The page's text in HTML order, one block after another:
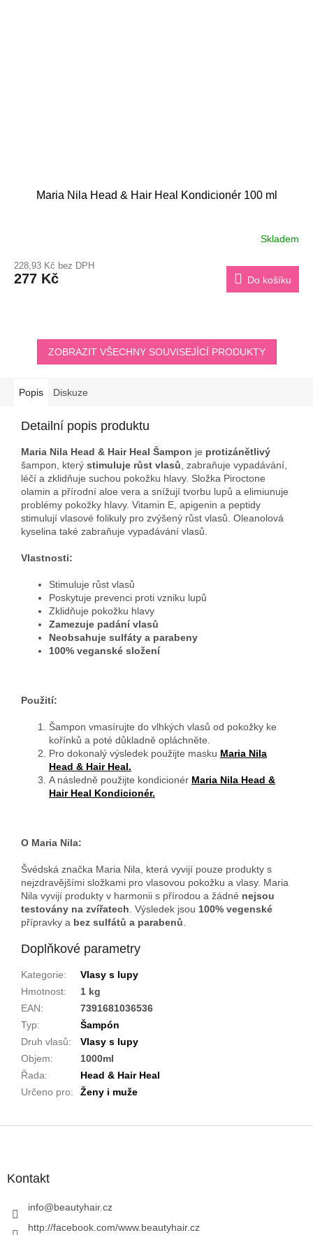
Maria Nila Head & Hair Heal Kondicionér 100 ml
Skladem
228,93 Kč bez DPH
277 Kč Do košíku
ZOBRAZIT VŠECHNY SOUVISEJÍCÍ PRODUKTY
Popis Diskuze
Detailní popis produktu
Maria Nila Head & Hair Heal Šampon je protizánětlivý
šampon, který stimuluje růst vlasů , zabraňuje vypadávání,
léčí a zklidňuje suchou pokožku hlavy. Složka Piroctone
olamin a přírodní aloe vera a snížují tvorbu lupů a elimiunuje
problémy pokožky hlavy. Vitamin E, apigenin a peptidy
stimulují vlasové folikuly pro zvýšený růst vlasů. Oleanolová
kyselina také zabraňuje vypadávání vlasů.
Vlastnosti:
Stimuluje růst vlasů
Poskytuje prevenci proti vzniku lupů
Zklidňuje pokožku hlavy
Zamezuje padání vlasů
Neobsahuje sulfáty a parabeny
100% veganské složení
Použití:
Šampon vmasírujte do vlhkých vlasů od pokožky ke
kořínků a poté důkladně opláchněte.
Pro dokonalý výsledek použijte masku Maria Nila
Head & Hair Heal.
A následně použijte kondicionér Maria Nila Head &
Hair Heal Kondicionér.
O Maria Nila:
Švédská značka Maria Nila, která vyvijí pouze produkty s
nejzdravějšími složkami pro vlasovou pokožku a vlasy. Maria
Nila vyvijí produkty v harmonii s přírodou a žádné nejsou
testovány na zvířatech . Výsledek jsou 100% vegenské
přípravky a bez sulfátů a parabenů
Doplňkové parametry
Kategorie:
Vlasy s lupy
Hmotnost:
1 kg
EAN:
7391681036536
Typ:
Šampón
Druh vlasů:
Vlasy s lupy
Objem:
1000ml
Řada:
Head & Hair Heal
Určeno pro: Ženy i muže
Kontakt
info@beautyhair.cz
http://facebook.com/www.beautyhair.cz